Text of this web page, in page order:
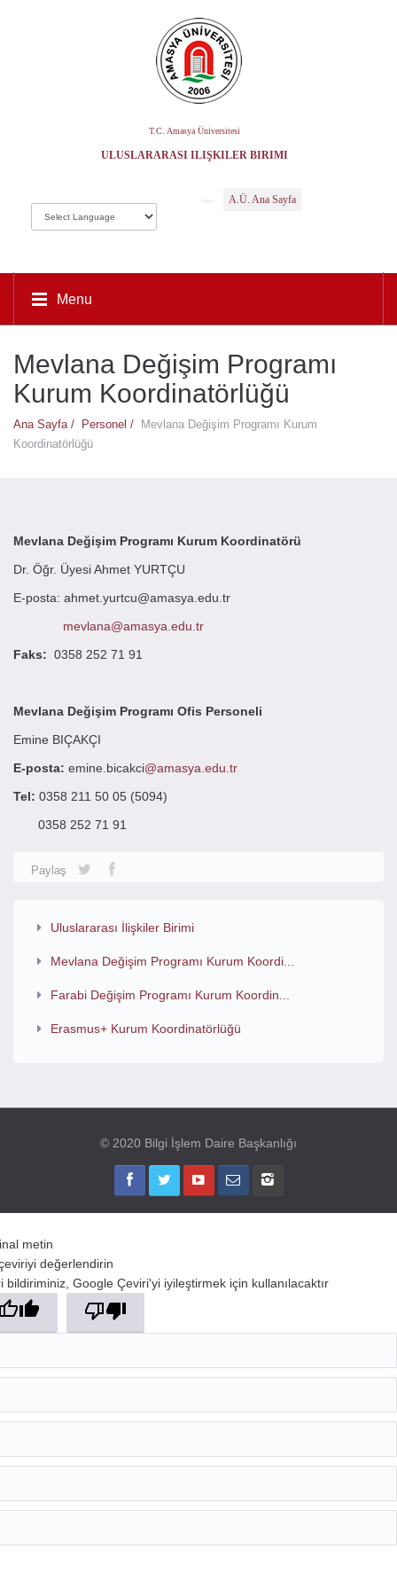
T.C. Amasya Üniversitesi
ULUSLARARASI İLIŞKILER BIRIMI
A.Ü. Ana Sayfa
Menu
Mevlana Değişim Programı
Kurum Koordinatörlüğü
Ana Sayfa / Personel /
Mevlana Değişim Programı Kurum
Koordinatörlüğü
Mevlana Değişim Programı Kurum Koordinatörü
Dr. Öğr. Üyesi Ahmet YURTÇU
E-posta: ahmet.yurtcu@amasya.edu.tr
mevlana@amasya.edu.tr
Faks: 0358 252 71 91
Mevlana Değişim Programı Ofis Personeli
Emine BIÇAKÇI
E-posta: emine.bicakci@amasya.edu.tr
Tel: 0358 211 50 05 (5094)
0358 252 71 91
Paylaş
Uluslararası İlişkiler Birimi
Mevlana Değişim Programı Kurum Koordi...
Farabi Değişim Programı Kurum Koordin...
Erasmus+ Kurum Koordinatörlüğü
© 2020 Bilgi İşlem Daire Başkanlığı
metin
değerlendirin
bildiriminiz, Google Çeviri'yi iyileştirmek için kullanılacaktır